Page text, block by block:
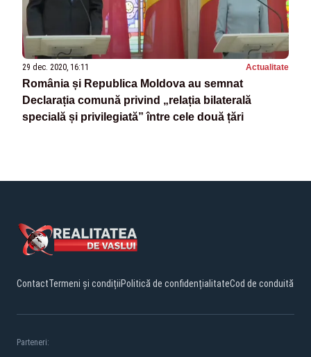
29 dec. 2020, 16:11 Actualitate
România și Republica Moldova au semnat
Declarația comună privind „relația bilaterală
specială și privilegiată” între cele două țări
ContactTermeni și condițiiPolitică de confidențialitateCod de conduită
Parteneri: